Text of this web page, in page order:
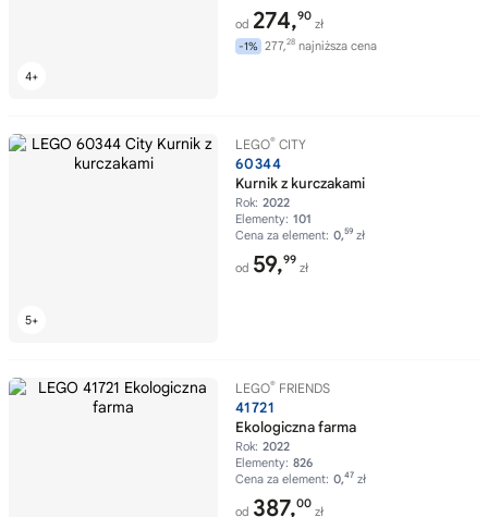
od 274,90
zł
-1% 277,28 najniższa cena
LEGO® CITY
60344
Kurnik z kurczakami
Rok: 2022
Elementy: 101
Cena za element: 0,59 zł
od 59,99
zł
LEGO® FRIENDS
41721
Ekologiczna farma
Rok: 2022
Elementy: 826
Cena za element: 0,47 zł
od 387,00
zł